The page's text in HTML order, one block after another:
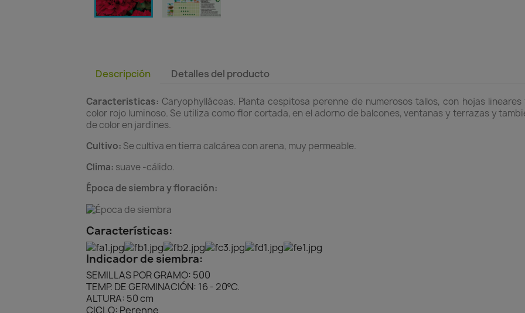
Descripción Detalles del producto
Caracteristicas: Caryophylláceas. Planta cespitosa perenne de numerosos tallos, con hojas
color rojo luminoso. Se utiliza como flor cortada, en el adorno de balcones, ventanas y terrazas y
de color en jardines.
Cultivo: Se cultiva en tierra calcárea con arena, muy permeable.
Clima: suave -cálido.
Época de siembra y floración:
Características:
Indicador de siembra:
SEMILLAS POR GRAMO: 500
TEMP. DE GERMINACIÓN: 16 - 20ºC.
ALTURA: 50 cm
CICLO: Perenne